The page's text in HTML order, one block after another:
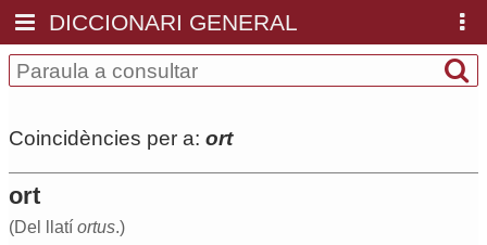
DICCIONARI GENERAL
Coincidències per a: ort
ort
(Del llatí ortus.)